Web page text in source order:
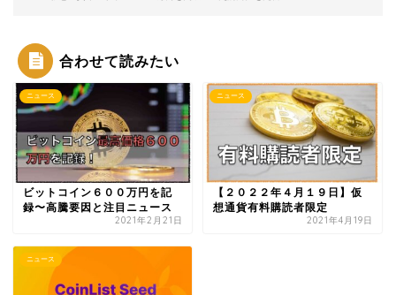
合わせて読みたい
ニュース
ビットコイン６００万円を記
録〜高騰要因と注目ニュース
2021年2月21日
ニュース
【２０２２年４月１９日】仮
想通貨有料購読者限定
2021年4月19日
ニュース